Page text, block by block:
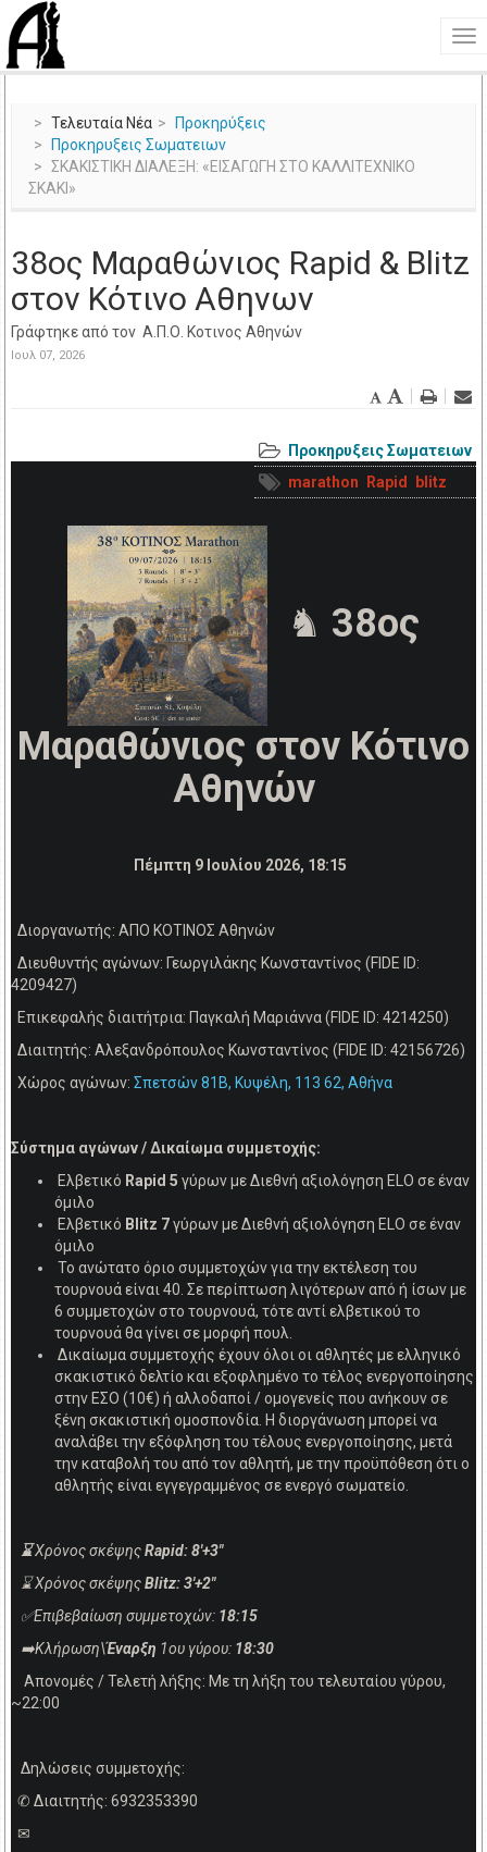
Τελευταία Νέα
Προκηρύξεις
Προκηρυξεις Σωματειων
ΣΚΑΚΙΣΤΙΚΗ ΔΙΑΛΕΞΗ: «ΕΙΣΑΓΩΓΗ ΣΤΟ ΚΑΛΛΙΤΕΧΝΙΚΟ
ΣΚΑΚΙ»
38ος Μαραθώνιος Rapid & Blitz
στον Κότινο Αθηνων
Γράφτηκε από τον Α.Π.Ο. Κοτινος Αθηνών
Ιουλ 07, 2026
Προκηρυξεις Σωματειων
marathon
Rapid blitz
♞ 38ος
Μαραθώνιος στον Κότινο
Αθηνών
Πέμπτη 9 Ιουλίου 2026, 18:15
Διοργανωτής: ΑΠΟ ΚΟΤΙΝΟΣ Αθηνών
Διευθυντής αγώνων: Γεωργιλάκης Κωνσταντίνος (FIDE ID:
4209427)
Επικεφαλής διαιτήτρια: Παγκαλή Μαριάννα (FIDE ID: 4214250)
Διαιτητής: Αλεξανδρόπουλος Κωνσταντίνος (FIDE ID: 42156726)
Χώρος αγώνων: Σπετσών 81Β, Κυψέλη, 113 62, Αθήνα
Σύστημα αγώνων / Δικαίωμα συμμετοχής:
Ελβετικό Rapid 5 γύρων με Διεθνή αξιολόγηση ELO σε έναν
όμιλο
Ελβετικό Blitz 7γύρων με Διεθνή αξιολόγηση ΕLO σε έναν
όμιλο
Το ανώτατο όριο συμμετοχών για την εκτέλεση του
τουρνουά είναι 40. Σε περίπτωση λιγότερων από ή ίσων με
6 συμμετοχών στο τουρνουά, τότε αντί ελβετικού το
τουρνουά θα γίνει σε μορφή πουλ.
Δικαίωμα συμμετοχής έχουν όλοι οι αθλητές με ελληνικό
σκακιστικό δελτίο και εξοφλημένο το τέλος ενεργοποίησης
στην ΕΣΟ (10€) ή αλλοδαποί / ομογενείς που ανήκουν σε
ξένη σκακιστική ομοσπονδία. Η διοργάνωση μπορεί να
αναλάβει την εξόφληση του τέλους ενεργοποίησης, μετά
την καταβολή του από τον αθλητή, με την προϋπόθεση ότι ο
αθλητής είναι εγγεγραμμένος σε ενεργό σωματείο.
⌛Χρόνος σκέψηςRapid: 8'+3"
⌛ Χρόνος σκέψηςBlitz: 3'+2"
✅Επιβεβαίωση συμμετοχών: 18:15
➡️Κλήρωση\Έναρξη 1ου γύρου: 18:30
Απονομές / Τελετή λήξης: Με τη λήξη του τελευταίου γύρου,
~22:00
Δηλώσεις συμμετοχής:
✆ Διαιτητής: 6932353390
✉